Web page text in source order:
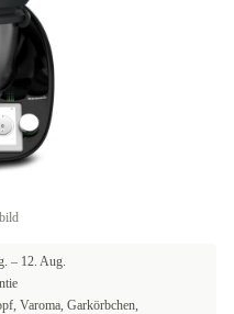
– 12. Aug.
Varoma, Garkörbchen,